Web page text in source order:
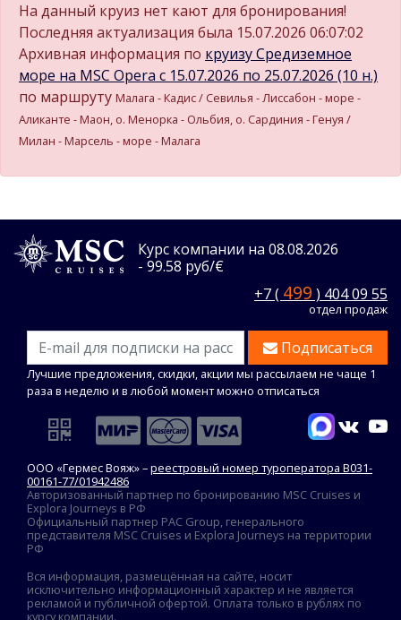
На данный круиз нет кают для бронирования!
Последняя актуализация была 15.07.2026 06:07:02
Архивная информация по круизу Средиземное
море на MSC Opera c 15.07.2026 по 25.07.2026 (10 н.)
по маршруту Малага - Кадиc / Севилья - Лиссабон - море -
Аликанте - Маон, о. Менорка - Ольбия, о. Сардиния - Генуя /
Милан - Марсель - море - Малага
Курс компании на 08.08.2026
- 99.58 руб/€
+7 ( 499 ) 404 09 55
отдел продаж
Подписаться
Лучшие предложения, скидки, акции мы рассылаем не чаще 1
раза в неделю и в любой момент можно отписаться
ООО «Гермес Вояж» –реестровый номер туроператора В031-
00161-77/01942486
Авторизованный партнер по бронированию MSC Cruises и
Explora Journeys в РФ
Официальный партнер PAC Group, генерального
представителя MSC Cruises и Explora Journeys на территории
РФ
Вся информация, размещённая на сайте, носит
исключительно информационный характер и не является
рекламой и публичной офертой. Оплата только в рублях по
курсу компании.